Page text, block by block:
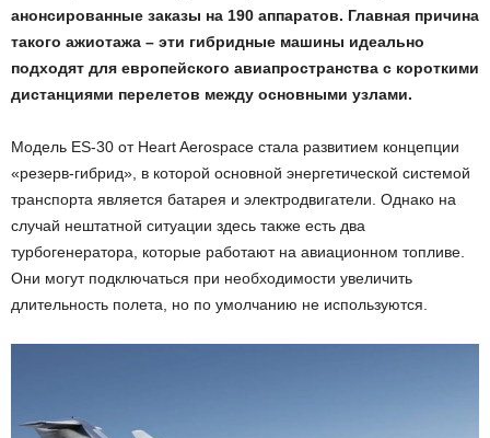
анонсированные заказы на 190 аппаратов. Главная причина
такого ажиотажа – эти гибридные машины идеально
подходят для европейского авиапространства с короткими
дистанциями перелетов между основными узлами.
Модель ES-30 от Heart Aerospace стала развитием концепции
«резерв-гибрид», в которой основной энергетической системой
транспорта является батарея и электродвигатели. Однако на
случай нештатной ситуации здесь также есть два
турбогенератора, которые работают на авиационном топливе.
Они могут подключаться при необходимости увеличить
длительность полета, но по умолчанию не используются.